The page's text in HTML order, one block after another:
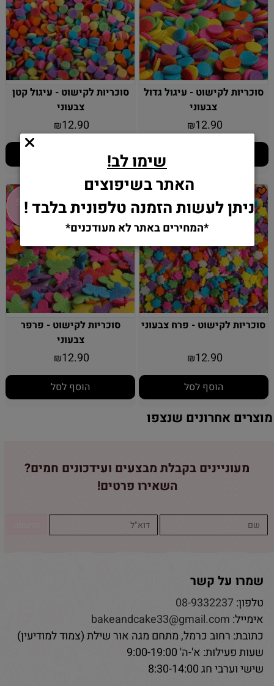
סוכריות לקישוט - עיגול גדול
צבעוני
₪12.90
סוכריות לקישוט - עיגול קטן
צבעוני
₪12.90
סוכריות לקישוט - פרח צבעוני
₪12.90
הוסף לסל
סוכריות לקישוט - פרפר
צבעוני
₪12.90
הוסף לסל
מוצרים אחרונים שנצפו
מעוניינים בקבלת מבצעים ועידכונים חמים?
השאירו פרטים!
שמרו על קשר
טלפון:08-9332237
אימייל: bakeandcake33@gmail.com
כתובת: רחוב כרמל, מתחם מגה אור שילת (צמוד למודיעין)
שעות פעילות: א'-ה' 9:00-19:00
שישי וערבי חג 8:30-14:00
שימו לב!
האתר בשיפוצים
ניתן לעשות הזמנה טלפונית בלבד !
*המחירים באתר לא מעודכנים*